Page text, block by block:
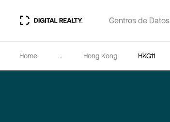
Centros de Datos
Home ... Hong Kong HKG11